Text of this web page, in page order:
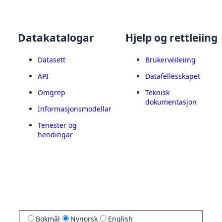
Datakatalogar
Datasett
API
Omgrep
Informasjonsmodellar
Tenester og
hendingar
Hjelp og rettleiing
Brukerveileiing
Datafellesskapet
Teknisk
dokumentasjon
Bokmål Nynorsk English